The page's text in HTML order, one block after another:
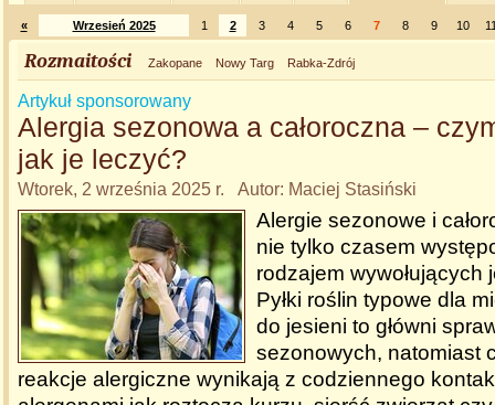
« Wrzesień 2025 1 2 3 4 5 6 7 8 9 10
Rozmaitości Zakopane Nowy Targ Rabka-Zdrój
Artykuł sponsorowany
Alergia sezonowa a całoroczna –
jak je leczyć?
Wtorek, 2 września 2025 r. Autor: Maciej Stasiński
Alergie sezonowe i
nie tylko czasem
rodzajem wywołujących
Pyłki roślin typowe dla
do jesieni to główni
sezonowych, natomiast
reakcje alergiczne wynikają z codziennego